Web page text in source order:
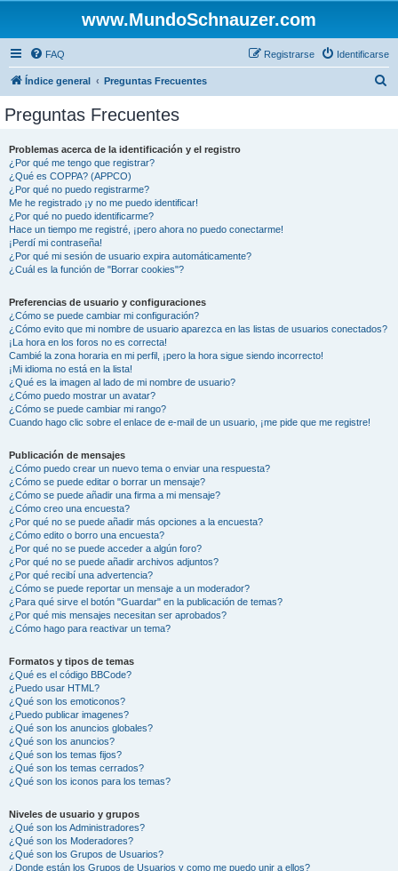
www.MundoSchnauzer.com
FAQ Identificarse
Registrarse
Índice general Preguntas Frecuentes
Preguntas Frecuentes
Problemas acerca de la identificación y el registro
¿Por qué me tengo que registrar?
¿Qué es COPPA? (APPCO)
¿Por qué no puedo registrarme?
Me he registrado ¡y no me puedo identificar!
¿Por qué no puedo identificarme?
Hace un tiempo me registré, ¡pero ahora no puedo conectarme!
¡Perdí mi contraseña!
¿Por qué mi sesión de usuario expira automáticamente?
¿Cuál es la función de "Borrar cookies"?
Preferencias de usuario y configuraciones
¿Cómo se puede cambiar mi configuración?
¿Cómo evito que mi nombre de usuario aparezca en las listas de usuarios conectados?
¡La hora en los foros no es correcta!
Cambié la zona horaria en mi perfil, ¡pero la hora sigue siendo incorrecto!
¡Mi idioma no está en la lista!
¿Qué es la imagen al lado de mi nombre de usuario?
¿Cómo puedo mostrar un avatar?
¿Cómo se puede cambiar mi rango?
Cuando hago clic sobre el enlace de e-mail de un usuario, ¡me pide que me registre!
Publicación de mensajes
¿Cómo puedo crear un nuevo tema o enviar una respuesta?
¿Cómo se puede editar o borrar un mensaje?
¿Cómo se puede añadir una firma a mi mensaje?
¿Cómo creo una encuesta?
¿Por qué no se puede añadir más opciones a la encuesta?
¿Cómo edito o borro una encuesta?
¿Por qué no se puede acceder a algún foro?
¿Por qué no se puede añadir archivos adjuntos?
¿Por qué recibí una advertencia?
¿Cómo se puede reportar un mensaje a un moderador?
¿Para qué sirve el botón "Guardar" en la publicación de temas?
¿Por qué mis mensajes necesitan ser aprobados?
¿Cómo hago para reactivar un tema?
Formatos y tipos de temas
¿Qué es el código BBCode?
¿Puedo usar HTML?
¿Qué son los emoticonos?
¿Puedo publicar imagenes?
¿Qué son los anuncios globales?
¿Qué son los anuncios?
¿Qué son los temas fijos?
¿Qué son los temas cerrados?
¿Qué son los iconos para los temas?
Niveles de usuario y grupos
¿Qué son los Administradores?
¿Qué son los Moderadores?
¿Qué son los Grupos de Usuarios?
¿Donde están los Grupos de Usuarios y como me puedo unir a ellos?